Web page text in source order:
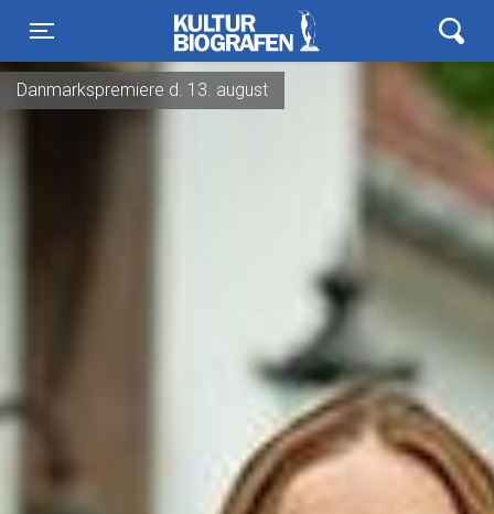
Toggle navigation
Kulturbiografen
Danmarkspremiere d. 13. august